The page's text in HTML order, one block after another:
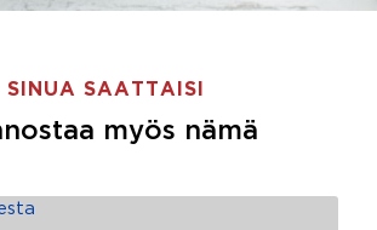
SINUA SAATTAISI
myös nämä